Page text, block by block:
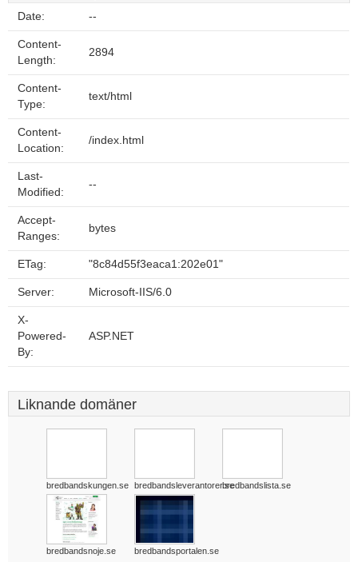
Date: --
Content-
Length:
2894
Content-
Type:
text/html
Content-
Location:
/index.html
Last-
Modified:
--
Accept-
Ranges:
bytes
ETag: "8c84d55f3eaca1:202e01"
Server: Microsoft-IIS/6.0
X-
Powered-
By:
ASP.NET
Liknande domäner
bredbandskungen.se bredbandsleverantorer.sebredbandslista.se
bredbandsnoje.se bredbandsportalen.se